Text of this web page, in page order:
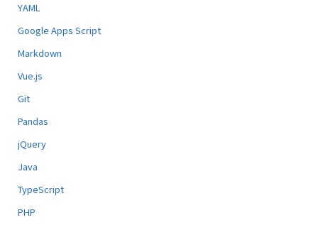
YAML
Google Apps Script
Markdown
Vue.js
Git
Pandas
jQuery
Java
TypeScript
PHP